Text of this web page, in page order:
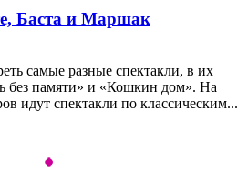
Баста и Маршак
самые разные спектакли, в их
без памяти» и «Кошкин дом». На
идут спектакли по классическим...